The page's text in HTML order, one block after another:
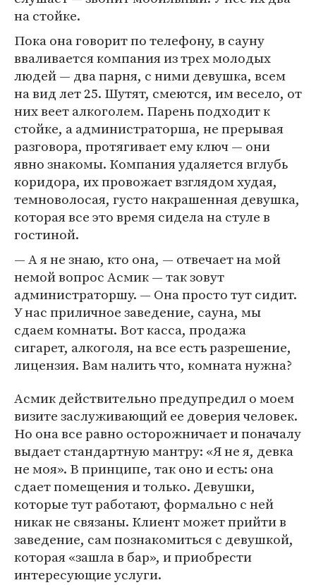
на стойке.
Пока она говорит по телефону, в сауну
вваливается компания из трех молодых
людей — два парня, с ними девушка, всем
на вид лет 25. Шутят, смеются, им весело, от
них веет алкоголем. Парень подходит к
стойке, а администраторша, не прерывая
разговора, протягивает ему ключ — они
явно знакомы. Компания удаляется вглубь
коридора, их провожает взглядом худая,
темноволосая, густо накрашенная девушка,
которая все это время сидела на стуле в
гостиной.
— А я не знаю, кто она, — отвечает на мой
немой вопрос Асмик — так зовут
администраторшу. — Она просто тут сидит.
У нас приличное заведение, сауна, мы
сдаем комнаты. Вот касса, продажа
сигарет, алкоголя, на все есть разрешение,
лицензия. Вам налить что, комната нужна?
Асмик действительно предупредил о моем
визите заслуживающий ее доверия человек.
Но она все равно осторожничает и поначалу
выдает стандартную мантру: «Я не я, девка
не моя». В принципе, так оно и есть: она
сдает помещения и только. Девушки,
которые тут работают, формально с ней
никак не связаны. Клиент может прийти в
заведение, сам познакомиться с девушкой,
которая «зашла в бар», и приобрести
интересующие услуги.